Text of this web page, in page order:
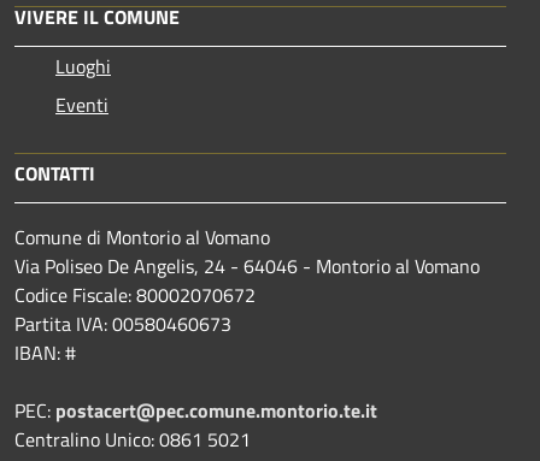
VIVERE IL COMUNE
Luoghi
Eventi
CONTATTI
Comune di Montorio al Vomano
Via Poliseo De Angelis, 24 - 64046 - Montorio al Vomano
Codice Fiscale: 80002070672
Partita IVA: 00580460673
IBAN: #
PEC: postacert@pec.comune.montorio.te.it
Centralino Unico: 0861 5021